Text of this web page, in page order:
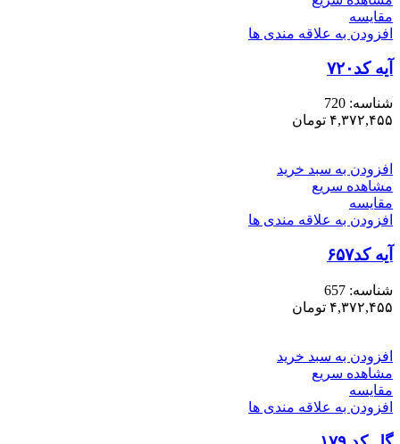
مقایسه
افزودن به علاقه مندی ها
آیه کد۷۲۰
شناسه: 720
۴,۳۷۲,۴۵۵ تومان
افزودن به سبد خرید
مشاهده سریع
مقایسه
افزودن به علاقه مندی ها
آیه کد۶۵۷
شناسه: 657
۴,۳۷۲,۴۵۵ تومان
افزودن به سبد خرید
مشاهده سریع
مقایسه
افزودن به علاقه مندی ها